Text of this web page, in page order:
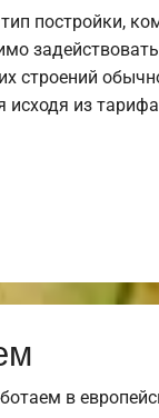
постройки,
строений
из
в